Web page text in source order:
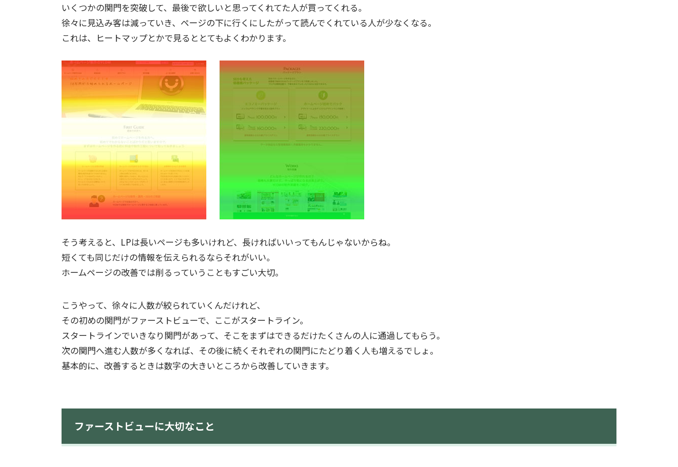
いくつかの関門を突破して、最後で欲しいと思ってくれてた人が買ってくれる。
徐々に見込み客は減っていき、ページの下に行くにしたがって読んでくれている人が少なくなる。
これは、ヒートマップとかで見るととてもよくわかります。
そう考えると、LPは長いページも多いけれど、長ければいいってもんじゃないからね。
短くても同じだけの情報を伝えられるならそれがいい。
ホームページの改善では削るっていうこともすごい大切。
こうやって、徐々に人数が絞られていくんだけれど、
その初めの関門がファーストビューで、ここがスタートライン。
スタートラインでいきなり関門があって、そこをまずはできるだけたくさんの人に通過してもらう。
次の関門へ進む人数が多くなれば、その後に続くそれぞれの関門にたどり着く人も増えるでしょ。
基本的に、改善するときは数字の大きいところから改善していきます。
ファーストビューに大切なこと